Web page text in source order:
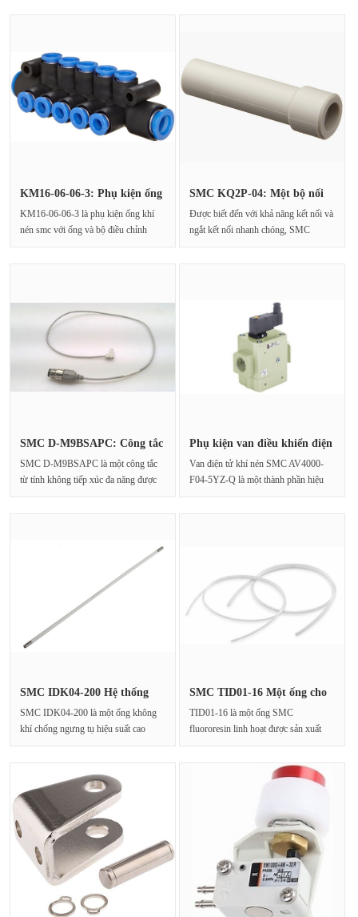
KM16-06-06-3: Phụ kiện ống
KM16-06-06-3 là phụ kiện ống khí
nén smc với ống và bộ điều chỉnh
SMC KQ2P-04: Một bộ nối
Được biết đến với khả năng kết nối và
ngắt kết nối nhanh chóng, SMC
SMC D-M9BSAPC: Công tắc
SMC D-M9BSAPC là một công tắc
từ tính không tiếp xúc đa năng được
Phụ kiện van điều khiển điện
Van điện tử khí nén SMC AV4000-
F04-5YZ-Q là một thành phần hiệu
SMC IDK04-200 Hệ thống
SMC IDK04-200 là một ống không
khí chống ngưng tụ hiệu suất cao
SMC TID01-16 Một ống cho
TID01-16 là một ống SMC
fluororesin linh hoạt được sản xuất